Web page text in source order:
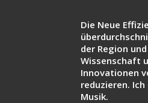
Die Neue
der Region
Wissenschaft
Innovationen
reduzieren.
Musik.